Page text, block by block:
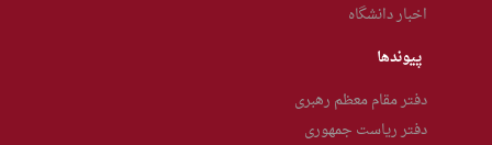
اخبار دانشگاه
پیوندها
دفتر مقام معظم رهبری
دفتر ریاست جمهوری